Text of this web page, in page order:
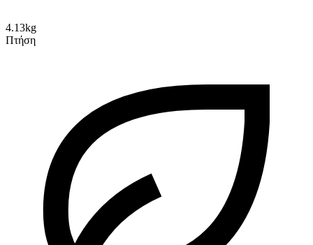
4.13kg
Πτήση